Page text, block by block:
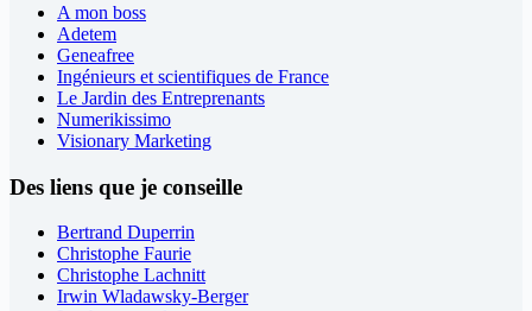
A mon boss
Adetem
Geneafree
Ingénieurs et scientifiques de France
Le Jardin des Entreprenants
Numerikissimo
Visionary Marketing
Des liens que je conseille
Bertrand Duperrin
Christophe Faurie
Christophe Lachnitt
Irwin Wladawsky-Berger